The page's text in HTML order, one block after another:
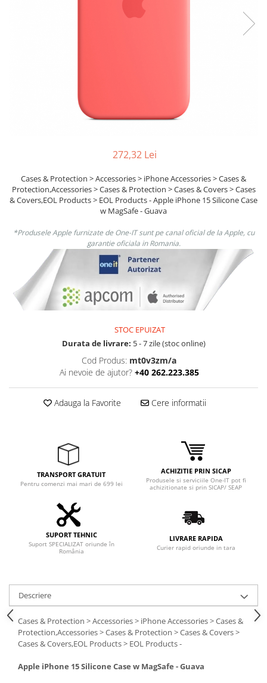
272,32 Lei
Cases & Protection > Accessories > iPhone Accessories > Cases &
Protection,Accessories > Cases & Protection > Cases & Covers > Cases
& Covers,EOL Products > EOL Products - Apple iPhone 15 Silicone Case
w MagSafe - Guava
*Produsele Apple furnizate de One-IT sunt pe canal oficial de la Apple, cu
garantie oficiala in Romania.
STOC EPUIZAT
Durata de livrare: 5 - 7 zile (stoc online)
Cod Produs: mt0v3zm/a
Ai nevoie de ajutor? +40 262.223.385
Adauga la Favorite Cere informatii
TRANSPORT GRATUIT
Pentru comenzi mai mari de 699 lei
ACHIZITIE PRIN SICAP
Produsele si serviciile One-IT pot fi
achizitionate si prin SICAP/ SEAP
SUPORT TEHNIC
Suport SPECIALIZAT oriunde în
România
LIVRARE RAPIDA
Curier rapid oriunde in tara
Descriere
Cases & Protection > Accessories > iPhone Accessories > Cases &
Protection,Accessories > Cases & Protection > Cases & Covers >
Cases & Covers,EOL Products > EOL Products -
Apple iPhone 15 Silicone Case w MagSafe - Guava